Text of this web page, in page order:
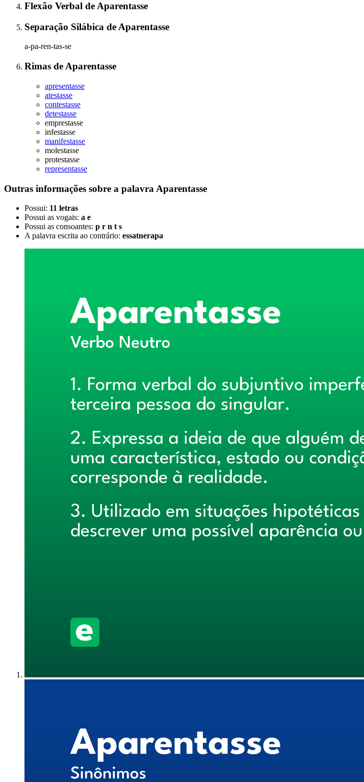
Flexão Verbal de Aparentasse
Separação Silábica de Aparentasse
a-pa-ren-tas-se
Rimas de Aparentasse
apresentasse
atestasse
contestasse
detestasse
emprestasse
infestasse
manifestasse
molestasse
protestasse
representasse
Outras informações sobre a palavra Aparentasse
Possui: 11 letras
Possui as vogais: a e
Possui as consoantes: p r n t s
A palavra escrita ao contrário: essatnerapa